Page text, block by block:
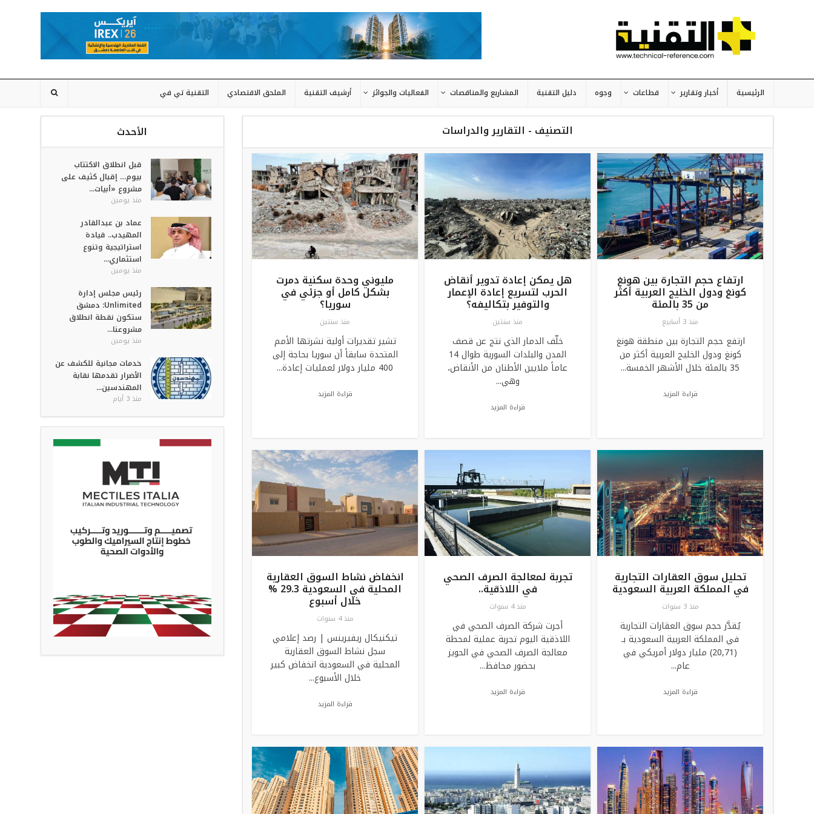
الرئيسية أخبار وتقارير قطاعات وجوه دليل التقنية المشاريع والمناقصات الفعاليات والجوائز أرشيف التقنية الملحق الاقتصادي التقنية تي في
الأحدث
قبل انطلاق الاكتتاب
بيوم… إقبال كثيف على
مشروع «أبيات...
منذ يومين
عماد بن عبدالقادر
المهيدب.. قيادة
استراتيجية وتنوع
استثماري...
منذ يومين
رئيس مجلس إدارة
Unlimited: دمشق
ستكون نقطة انطلاق
مشروعنا...
منذ يومين
خدمات مجانية للكشف عن
الأضرار تقدمها نقابة
المهندسين...
منذ 3 أيام
التصنيف - التقارير والدراسات
ارتفاع حجم التجارة بين هونغ
كونغ ودول الخليج العربية أكثر
من 35 بالمئة
منذ 3 أسابيع
ارتفع حجم التجارة بين منطقة هونغ
كونغ ودول الخليج العربية أكثر من
35 ‏بالمئة خلال الأشهر الخمسة...
قراءة المزيد
هل يمكن إعادة تدوير أنقاض
الحرب لتسريع إعادة الإعمار
والتوفير بتكاليفه؟
منذ سنتين
خلّف الدمار الذي نتج عن قصف
المدن والبلدات السورية طوال 14
عاماً ملايين الأطنان من الأنقاض،
وهي...
قراءة المزيد
مليوني وحدة سكنية دمرت
بشكل كامل أو جزئي في
سوريا؟
منذ سنتين
تشير تقديرات أولية نشرتها الأمم
المتحدة سابقاً أن سوريا بحاجة إلى
400 مليار دولار لعمليات إعادة...
قراءة المزيد
تحليل سوق العقارات التجارية
في المملكة العربية السعودية
منذ 3 سنوات
يُقدَّر حجم سوق العقارات التجارية
في المملكة العربية السعودية بـ
(20,71) مليار دولار أمريكي في
عام...
قراءة المزيد
تجربة لمعالجة الصرف الصحي
في اللاذقية..
منذ 4 سنوات
أجرت شركة الصرف الصحي في
اللاذقية اليوم تجربة عملية لمحطة
معالجة الصرف الصحي في الحويز
بحضور محافظ...
قراءة المزيد
انخفاض نشاط السوق العقارية
المحلية في السعودية 29.3 %
خلال أسبوع
منذ 4 سنوات
تيكنيكال ريفيرينس | رصد إعلامي
سجل نشاط السوق العقارية
المحلية في السعودية انخفاض كبير
خلال الأسبوع...
قراءة المزيد